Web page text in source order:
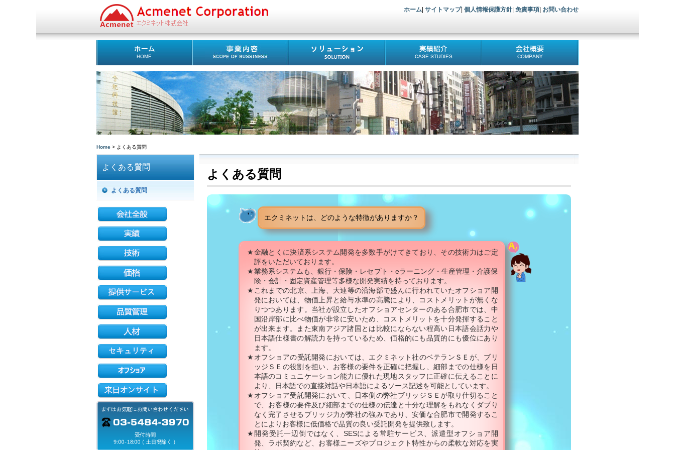
ホーム サイトマップ| 個人情報保護方針| 免責事項 お問い合わせ
Home > よくある質問
よくある質問
エクミネットは、どのような特徴がありますか？
★金融とくに決済系システム開発を多数手がけてきており、その技術力はご定
評をいただいております。
★業務系システムも、銀行・保険・レセプト・eラーニング・生産管理・介護保
険・会計・固定資産管理等多様な開発実績を持っております。
★ これまでの北京、上海、大連等の沿海部で盛んに行われていたオフショア開
発においては、物価上昇と給与水準の高騰により、コストメリットが無くな
りつつあります。当社が設立したオフショアセンターのある合肥市では、中
国沿岸部に比べ物価が非常に安いため、コストメリットを十分発揮すること
が出来ます。また東南アジア諸国とは比較にならない程高い日本語会話力や
日本語仕様書の解読力を持っているため、価格的にも品質的にも優位にあり
ます。
★ オフショアの受託開発においては、エクミネット社のベテランＳＥが、ブリ
ッジＳＥの役割を担い、お客様の要件を正確に把握し、細部までの仕様を日
本語のコミュニケーション能力に優れた現地スタッフに正確に伝えることに
より、日本語での直接対話や日本語によるソース記述を可能としています。
★ オフショア受託開発において、日本側の弊社ブリッジＳＥが取り仕切ること
で、お客様の要件及び細部までの仕様の伝達と十分な理解をもれなくダブり
なく完了させるブリッジ力が弊社の強みであり、安価な合肥市で開発するこ
とによりお客様に低価格で品質の良い受託開発を提供致します。
★ 開発受託一辺倒ではなく、SESによる常駐サービス、派遣型オフショア開
発、ラボ契約など、お客様ニーズやプロジェクト特性からの柔軟な対応を実
よくある質問
よくある質問